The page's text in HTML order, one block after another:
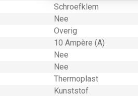
Schroefklem
Nee
Overig
10 Ampère (A)
Nee
Nee
Thermoplast
Kunststof